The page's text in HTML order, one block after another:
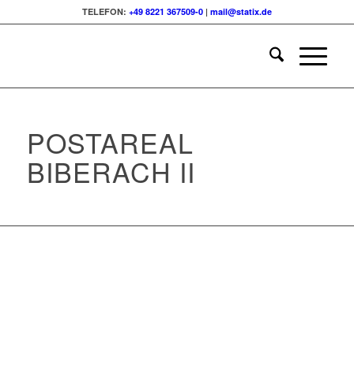
TELEFON: +49 8221 367509-0| mail@statix.de
POSTAREAL
BIBERACH II